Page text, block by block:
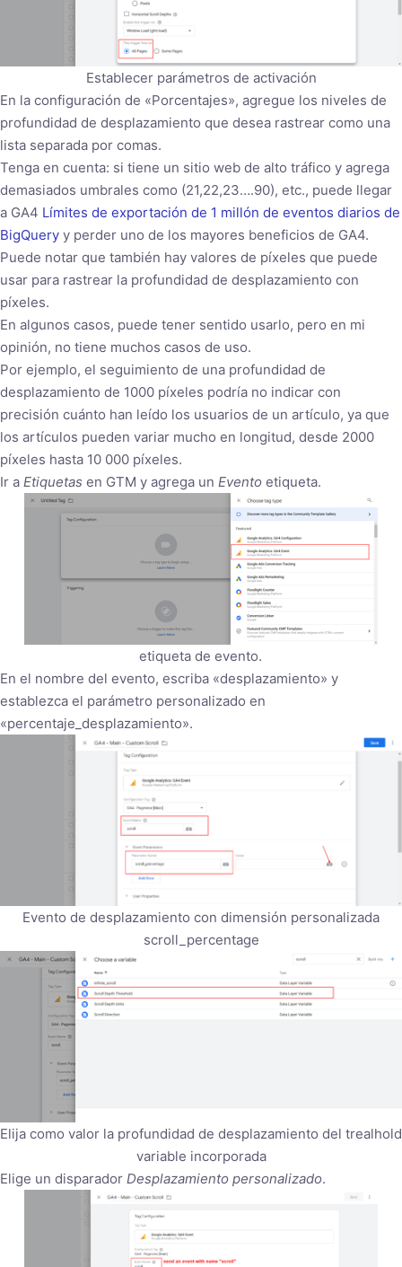
Establecer parámetros de activación
En la configuración de «Porcentajes», agregue los niveles de
profundidad de desplazamiento que desea rastrear como una
lista separada por comas.
Tenga en cuenta: si tiene un sitio web de alto tráfico y agrega
demasiados umbrales como (21,22,23….90), etc., puede llegar
a GA4 Límites de exportación de 1 millón de eventos diarios de
BigQuery y perder uno de los mayores beneficios de GA4.
Puede notar que también hay valores de píxeles que puede
usar para rastrear la profundidad de desplazamiento con
píxeles.
En algunos casos, puede tener sentido usarlo, pero en mi
opinión, no tiene muchos casos de uso.
Por ejemplo, el seguimiento de una profundidad de
desplazamiento de 1000 píxeles podría no indicar con
precisión cuánto han leído los usuarios de un artículo, ya que
los artículos pueden variar mucho en longitud, desde 2000
píxeles hasta 10 000 píxeles.
Ir a Etiquetas en GTM y agrega un Evento etiqueta.
etiqueta de evento.
En el nombre del evento, escriba «desplazamiento» y
establezca el parámetro personalizado en
«percentaje_desplazamiento».
Evento de desplazamiento con dimensión personalizada
scroll_percentage
Elija como valor la profundidad de desplazamiento del trealhold
variable incorporada
Elige un disparador Desplazamiento personalizado.